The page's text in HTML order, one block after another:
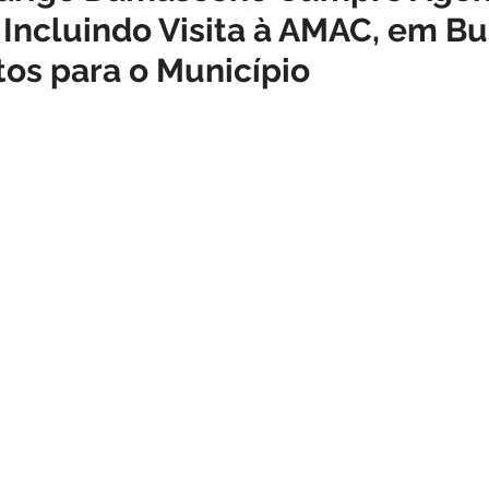
Datas comemorativas Assistência Social Meio
Visita à AMAC, em
para o Município